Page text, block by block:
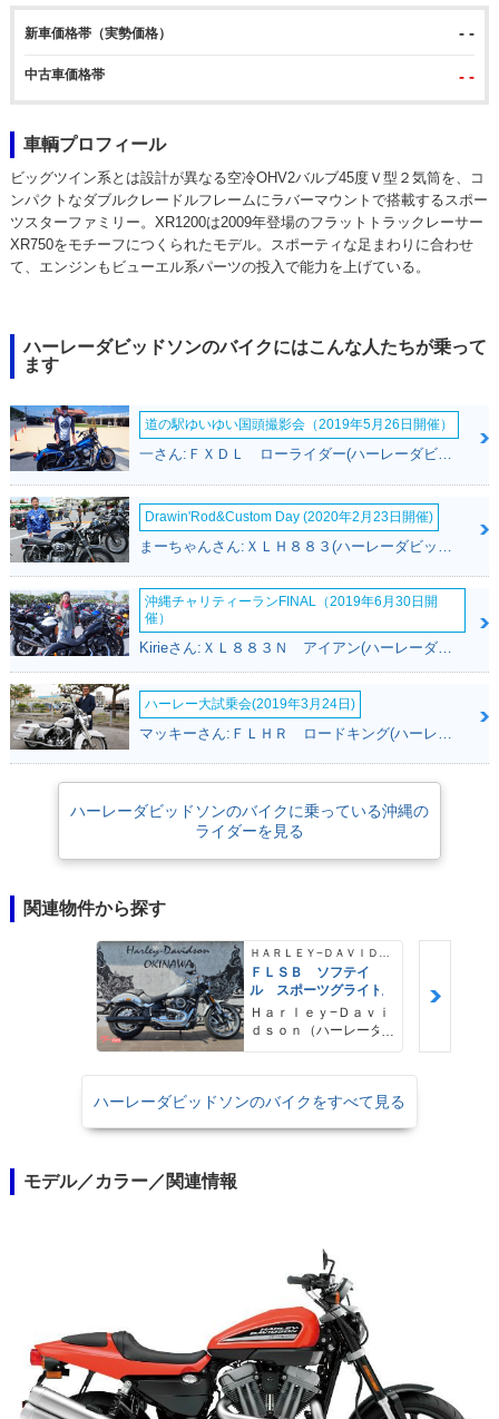
新車価格帯（実勢価格） - -
中古車価格帯 - -
車輌プロフィール
ビッグツイン系とは設計が異なる空冷OHV2バルブ45度Ｖ型２気筒を、コ
ンパクトなダブルクレードルフレームにラバーマウントで搭載するスポー
ツスターファミリー。XR1200は2009年登場のフラットトラックレーサー
XR750をモチーフにつくられたモデル。スポーティな足まわりに合わせ
て、エンジンもビューエル系パーツの投入で能力を上げている。
ハーレーダビッドソンのバイクにはこんな人たちが乗って
ます
道の駅ゆいゆい国頭撮影会（2019年5月26日開催）
一さん:ＦＸＤＬ ローライダー(ハーレーダビッドソン)
Drawin'Rod&Custom Day (2020年2月23日開催)
沖縄チャリティーランFINAL（2019年6月30日開
催）
Kirieさん:ＸＬ８８３Ｎ アイアン(ハーレーダビッドソン)
ハーレー大試乗会(2019年3月24日)
ハーレーダビッドソンのバイクに乗っている沖縄の
ライダーを見る
関連物件から探す
ＦＬＳＢ ソフテイ
ル スポーツグライド
Ｈａｒｌｅｙ−Ｄａｖｉ
ｄｓｏｎ（ハーレーダ
ハーレーダビッドソンのバイクをすべて見る
モデル／カラー／関連情報